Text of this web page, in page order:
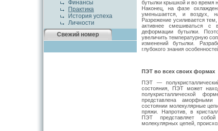
Финансы
Практика
История успеха
Личности
Свежий номер
бутылки крышкой и во время
Наконец, на фазе
уменьшается, и воздух,
Разрежение усиливается
активнее смешиваться с
деформации бутылки.
увеличить температурную
изменений бутылки.
глубокого знания
ПЭТ во всех своих формах
ПЭТ —
состояния, ПЭТ может
полукристаллической
представлена
состоянии молекулярные
пряжи. Напротив, в
ПЭТ представляет
молекулярных цепей,